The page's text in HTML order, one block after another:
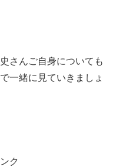
さんご自身についても
一緒に見ていきましょ
ク